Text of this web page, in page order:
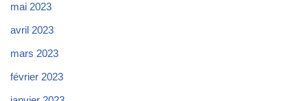
mai 2023
avril 2023
mars 2023
février 2023